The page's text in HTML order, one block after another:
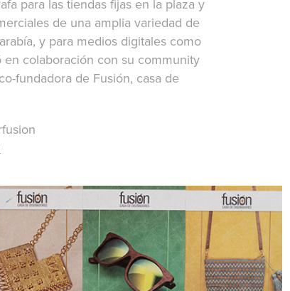
para las tiendas fijas en la plaza y
de una amplia variedad de
y para medios digitales como
en colaboración con su community
fundadora de Fusión, casa de